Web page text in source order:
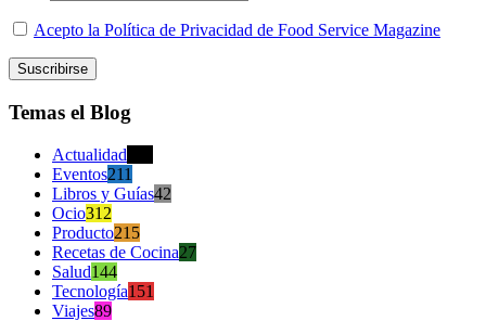
Acepto la Política de Privacidad de Food Service Magazine
Temas el Blog
Actualidad
Eventos211
Libros y Guías42
Ocio312
Producto215
Recetas de Cocina27
Salud144
Tecnología151
Viajes89